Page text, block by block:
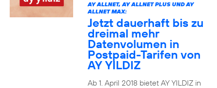
AY ALLNET, AY ALLNET PLUS UND AY
ALLNET MAX:
Jetzt dauerhaft bis zu
dreimal mehr
Datenvolumen in
Postpaid-Tarifen von
AY YILDIZ
Ab 1. April 2018 bietet AY YILDIZ in